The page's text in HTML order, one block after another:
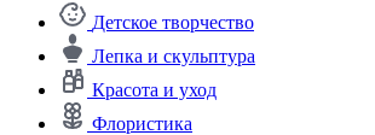
Детское творчество
Лепка и скульптура
Красота и уход
Флористика